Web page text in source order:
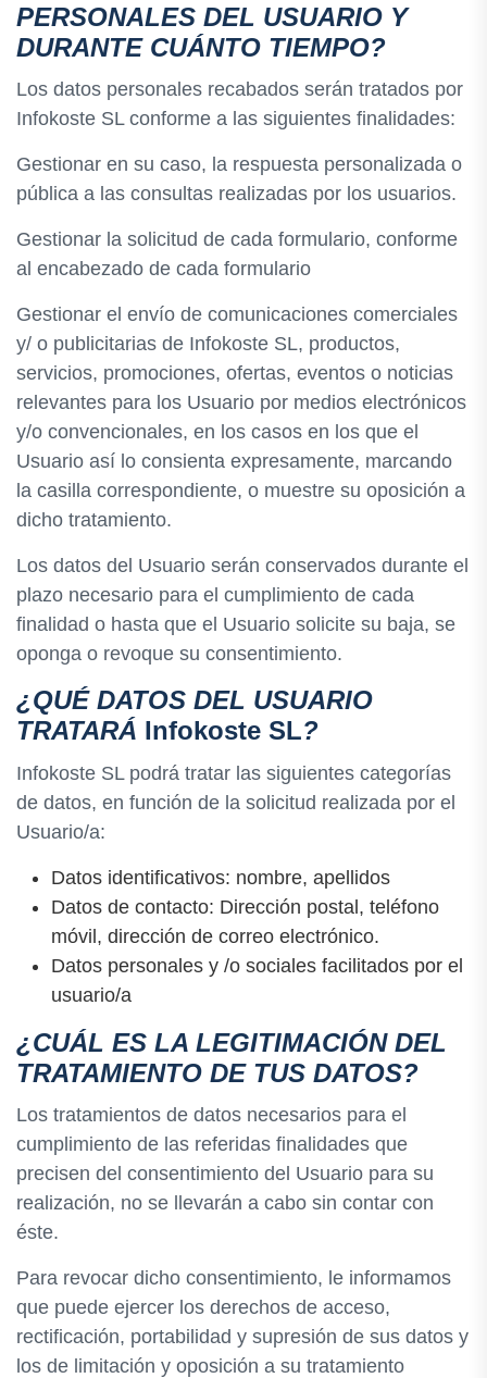
PERSONALES DEL USUARIO Y
DURANTE CUÁNTO TIEMPO?
Los datos personales recabados serán tratados por
Infokoste SL conforme a las siguientes finalidades:
Gestionar en su caso, la respuesta personalizada o
pública a las consultas realizadas por los usuarios.
Gestionar la solicitud de cada formulario, conforme
al encabezado de cada formulario
Gestionar el envío de comunicaciones comerciales
y/ o publicitarias de Infokoste SL, productos,
servicios, promociones, ofertas, eventos o noticias
relevantes para los Usuario por medios electrónicos
y/o convencionales, en los casos en los que el
Usuario así lo consienta expresamente, marcando
la casilla correspondiente, o muestre su oposición a
dicho tratamiento.
Los datos del Usuario serán conservados durante el
plazo necesario para el cumplimiento de cada
finalidad o hasta que el Usuario solicite su baja, se
oponga o revoque su consentimiento.
¿QUÉ DATOS DEL USUARIO
TRATARÁ Infokoste SL?
Infokoste SL podrá tratar las siguientes categorías
de datos, en función de la solicitud realizada por el
Usuario/a:
Datos identificativos: nombre, apellidos
Datos de contacto: Dirección postal, teléfono
móvil, dirección de correo electrónico.
Datos personales y /o sociales facilitados por el
usuario/a
¿CUÁL ES LA LEGITIMACIÓN DEL
TRATAMIENTO DE TUS DATOS?
Los tratamientos de datos necesarios para el
cumplimiento de las referidas finalidades que
precisen del consentimiento del Usuario para su
realización, no se llevarán a cabo sin contar con
éste.
Para revocar dicho consentimiento, le informamos
que puede ejercer los derechos de acceso,
rectificación, portabilidad y supresión de sus datos y
los de limitación y oposición a su tratamiento